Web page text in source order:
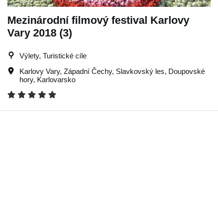
Mezinárodní filmový festival Karlovy
Vary 2018 (3)
Výlety, Turistické cíle
Karlovy Vary, Západní Čechy, Slavkovský les, Doupovské
hory, Karlovarsko